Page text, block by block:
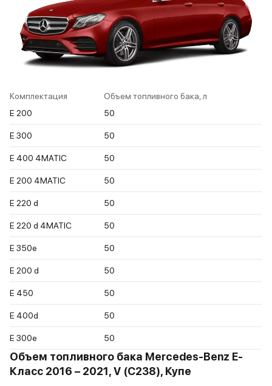
Комплектация
Объем топливного бака, л
E 200
50
E 300 50
E 400 4MATIC 50
E 200 4MATIC 50
E 220 d 50
E 220 d 4MATIC 50
E 350e 50
E 200 d 50
E 450 50
E 400d 50
E 300e 50
Объем топливного бака Mercedes-Benz E-
Класс 2016 – 2021, V (C238), Купе